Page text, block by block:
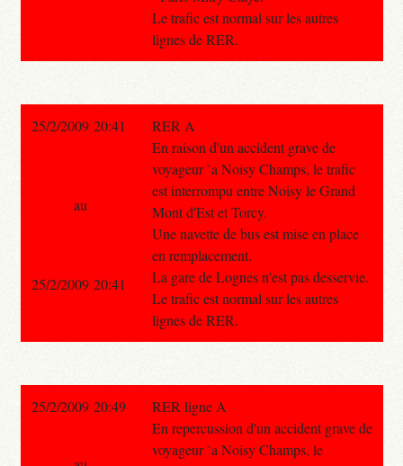
Le trafic est normal sur les autres
lignes de RER.
25/2/2009 20:41
RER A
En raison d'un accident grave de
voyageur `a Noisy Champs, le trafic
est interrompu entre Noisy le Grand
Mont d'Est et Torcy.
Une navette de bus est mise en place
en remplacement.
La gare de Lognes n'est pas desservie.
Le trafic est normal sur les autres
lignes de RER.
au
25/2/2009 20:41
25/2/2009 20:49
RER ligne A
En repercussion d'un accident grave de
voyageur `a Noisy Champs, le